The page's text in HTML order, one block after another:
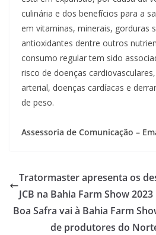
culinária e dos benefícios para a
em vitaminas, minerais, gorduras
antioxidantes dentre outros
consumo regular tem sido
risco de doenças
arterial, doenças cardíacas e
de peso.
Assessoria de Comunicação –
Tratormaster apresenta os
JCB na Bahia Farm Show 2023
Boa Safra vai à Bahia Farm
de produtores do